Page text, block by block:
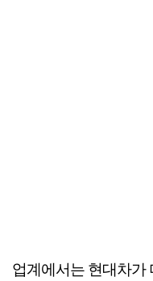
업계에서는 현대차가